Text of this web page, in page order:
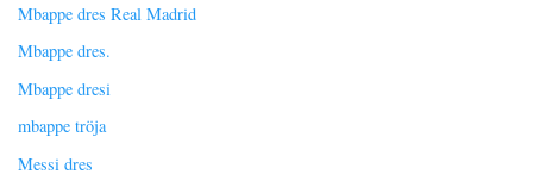
Mbappe dres Real Madrid
Mbappe dres.
Mbappe dresi
mbappe tröja
Messi dres